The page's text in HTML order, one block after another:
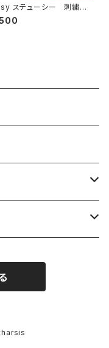
ステューシー 刺繍ワ
ント ストックロゴ イエ
シャツ